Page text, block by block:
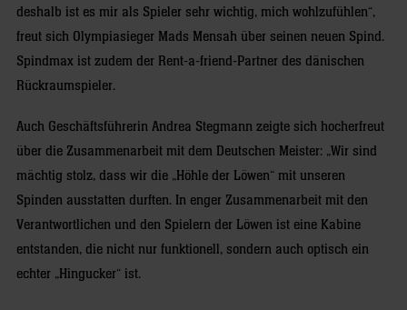
deshalb ist es mir als Spieler sehr wichtig, mich wohlzufühlen“,
freut sich Olympiasieger Mads Mensah über seinen neuen Spind.
Spindmax ist zudem der Rent-a-friend-Partner des dänischen
Rückraumspieler.
Auch Geschäftsführerin Andrea Stegmann zeigte sich hocherfreut
über die Zusammenarbeit mit dem Deutschen Meister: „Wir sind
mächtig stolz, dass wir die „Höhle der Löwen“ mit unseren
Spinden ausstatten durften. In enger Zusammenarbeit mit den
Verantwortlichen und den Spielern der Löwen ist eine Kabine
entstanden, die nicht nur funktionell, sondern auch optisch ein
echter „Hingucker“ ist.